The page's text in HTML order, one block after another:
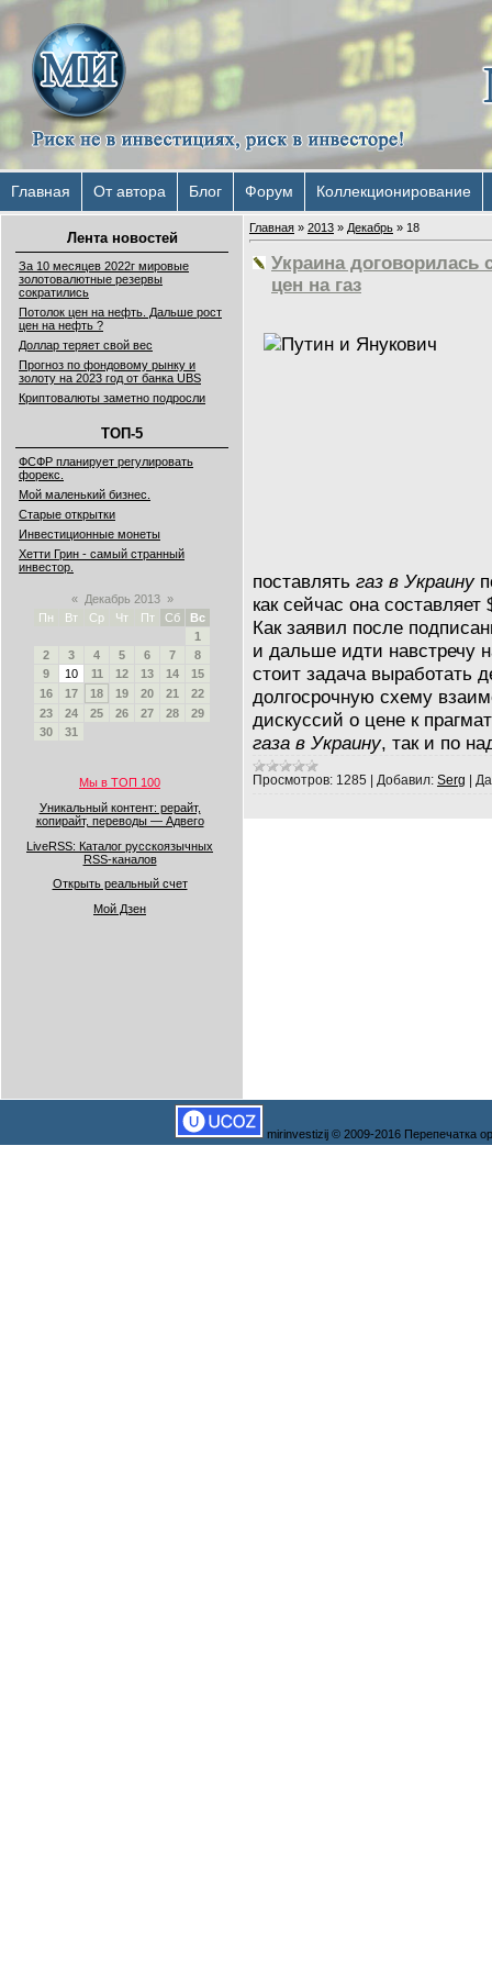
Главная От автора Блог Форум Коллекционирование
Лента новостей
За 10 месяцев 2022г мировые
золотовалютные резервы
сократились
Потолок цен на нефть. Дальше рост
цен на нефть ?
Доллар теряет свой вес
Прогноз по фондовому рынку и
золоту на 2023 год от банка UBS
Криптовалюты заметно подросли
ТОП-5
ФСФР планирует регулировать
форекс.
Мой маленький бизнес.
Старые открытки
Инвестиционные монеты
Хетти Грин - самый странный
инвестор.
« Декабрь 2013 »
Пн
Вт Ср Чт Пт Сб
Вс
1
2
3 4 5 6 7
8
9
10 11 12 13 14
15
16
17 18 19 20 21
22
23
24 25 26 27 28
29
30
31
Мы в ТОП 100
Уникальный контент: рерайт,
копирайт, переводы — Адвего
LiveRSS: Каталог русскоязычных
RSS-каналов
Открыть реальный счет
Мой Дзен
Главная » 2013 » Декабрь » 18
Украина договорилась
цен на газ
поставлять газ в Украину
как сейчас она составляет
Как заявил после
и дальше идти навстречу
стоит задача выработать
долгосрочную схему
дискуссий о цене к
газа в Украину, так и по
Просмотров: 1285 | Добавил: Serg |
mirinvestizij © 2009-2016 Перепечатка